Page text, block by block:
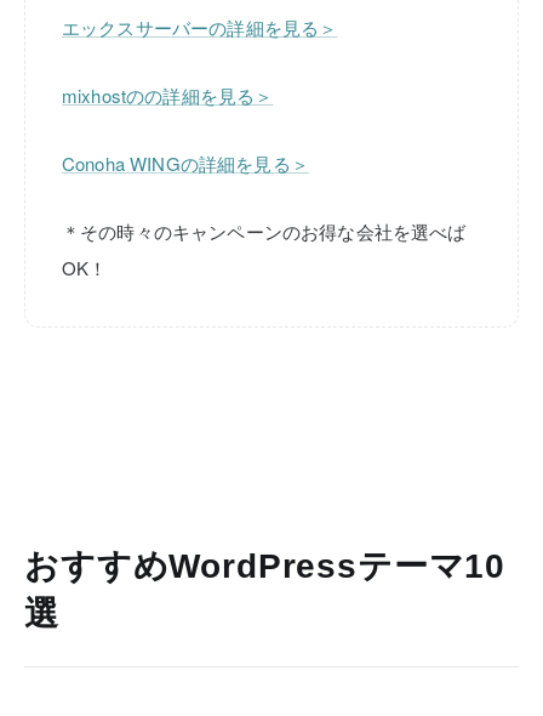
エックスサーバーの詳細を見る＞
mixhostのの詳細を見る＞
Conoha WINGの詳細を見る＞
＊その時々のキャンペーンのお得な会社を選べば
OK！
おすすめWordPressテーマ10
選